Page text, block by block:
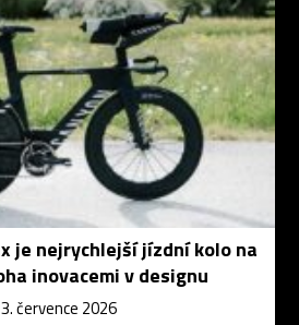
je nejrychlejší jízdní kolo na
inovacemi v designu
července 2026